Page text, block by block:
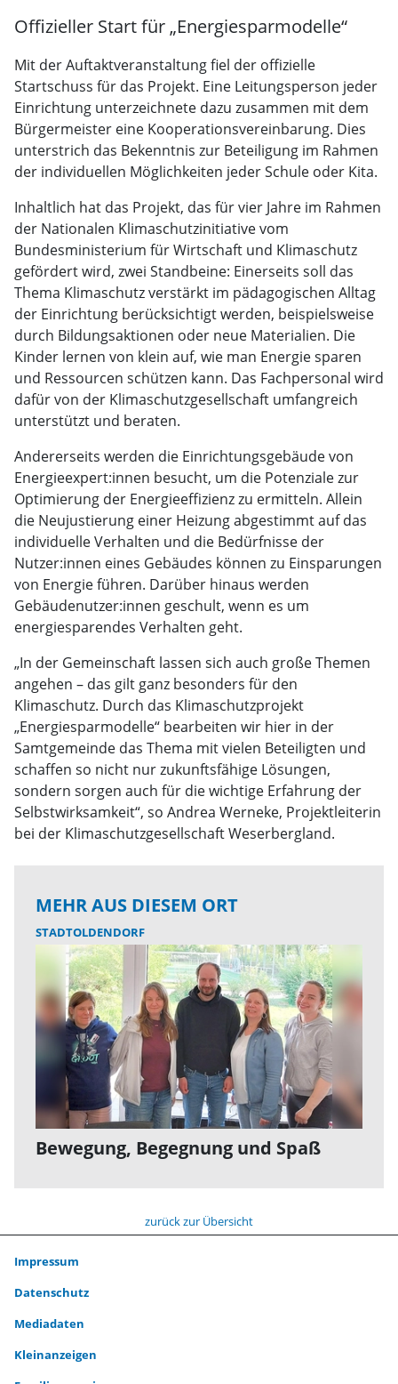
Offizieller Start für „Energiesparmodelle“
Mit der Auftaktveranstaltung fiel der offizielle
Startschuss für das Projekt. Eine Leitungsperson jeder
Einrichtung unterzeichnete dazu zusammen mit dem
Bürgermeister eine Kooperationsvereinbarung. Dies
unterstrich das Bekenntnis zur Beteiligung im Rahmen
der individuellen Möglichkeiten jeder Schule oder Kita.
Inhaltlich hat das Projekt, das für vier Jahre im Rahmen
der Nationalen Klimaschutzinitiative vom
Bundesministerium für Wirtschaft und Klimaschutz
gefördert wird, zwei Standbeine: Einerseits soll das
Thema Klimaschutz verstärkt im pädagogischen Alltag
der Einrichtung berücksichtigt werden, beispielsweise
durch Bildungsaktionen oder neue Materialien. Die
Kinder lernen von klein auf, wie man Energie sparen
und Ressourcen schützen kann. Das Fachpersonal wird
dafür von der Klimaschutzgesellschaft umfangreich
unterstützt und beraten.
Andererseits werden die Einrichtungsgebäude von
Energieexpert:innen besucht, um die Potenziale zur
Optimierung der Energieeffizienz zu ermitteln. Allein
die Neujustierung einer Heizung abgestimmt auf das
individuelle Verhalten und die Bedürfnisse der
Nutzer:innen eines Gebäudes können zu Einsparungen
von Energie führen. Darüber hinaus werden
Gebäudenutzer:innen geschult, wenn es um
energiesparendes Verhalten geht.
„In der Gemeinschaft lassen sich auch große Themen
angehen – das gilt ganz besonders für den
Klimaschutz. Durch das Klimaschutzprojekt
„Energiesparmodelle“ bearbeiten wir hier in der
Samtgemeinde das Thema mit vielen Beteiligten und
schaffen so nicht nur zukunftsfähige Lösungen,
sondern sorgen auch für die wichtige Erfahrung der
Selbstwirksamkeit“, so Andrea Werneke, Projektleiterin
bei der Klimaschutzgesellschaft Weserbergland.
MEHR AUS DIESEM ORT
STADTOLDENDORF
Bewegung, Begegnung und Spaß
zurück zur Übersicht
Impressum
Datenschutz
Mediadaten
Kleinanzeigen